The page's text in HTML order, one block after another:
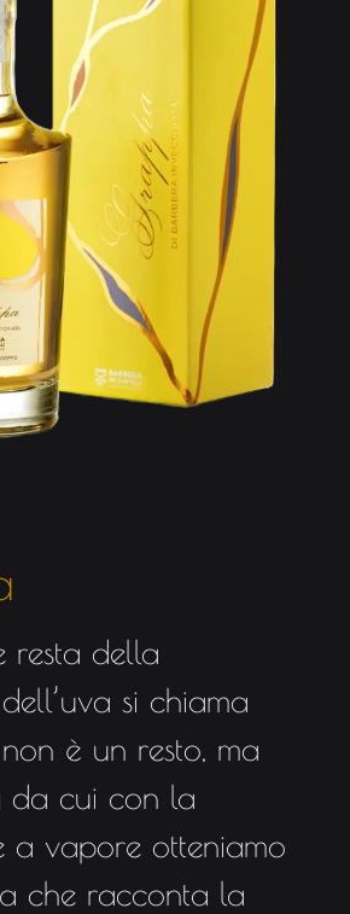
resta della
si chiama
è un resto, ma
da cui con la
a vapore otteniamo
che racconta la